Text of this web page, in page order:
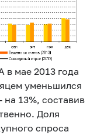
мае 2013 года
уменьшился
13%, составив
Доля
спроса